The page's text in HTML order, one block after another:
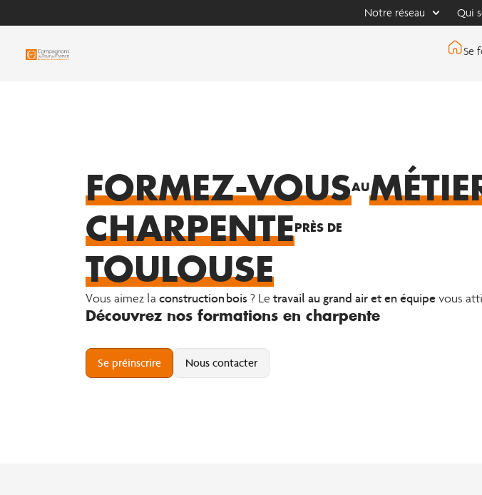
Notre réseau Qui
Se
FORMEZ-VOUSAU
CHARPENTEPRÈS DE
TOULOUSE
Vous aimez laconstruction bois ? Le travail au grand air et en équipevous
Découvrez nos formations en charpente
Se préinscrire Nous contacter